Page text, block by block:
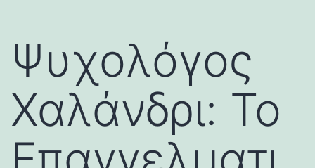
Ψυχολόγος
Χαλάνδρι: Το